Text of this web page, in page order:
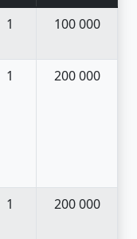
1 100 000
1 200 000
1 200 000